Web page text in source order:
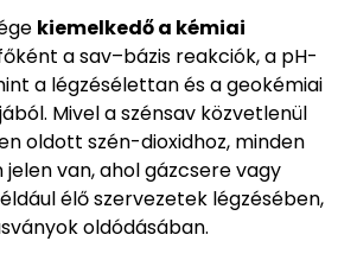
kiemelkedő a kémiai
a sav–bázis reakciók, a pH-
a légzésélettan és a geokémiai
Mivel a szénsav közvetlenül
oldott szén-dioxidhoz, minden
van, ahol gázcsere vagy
élő szervezetek légzésében,
oldódásában.